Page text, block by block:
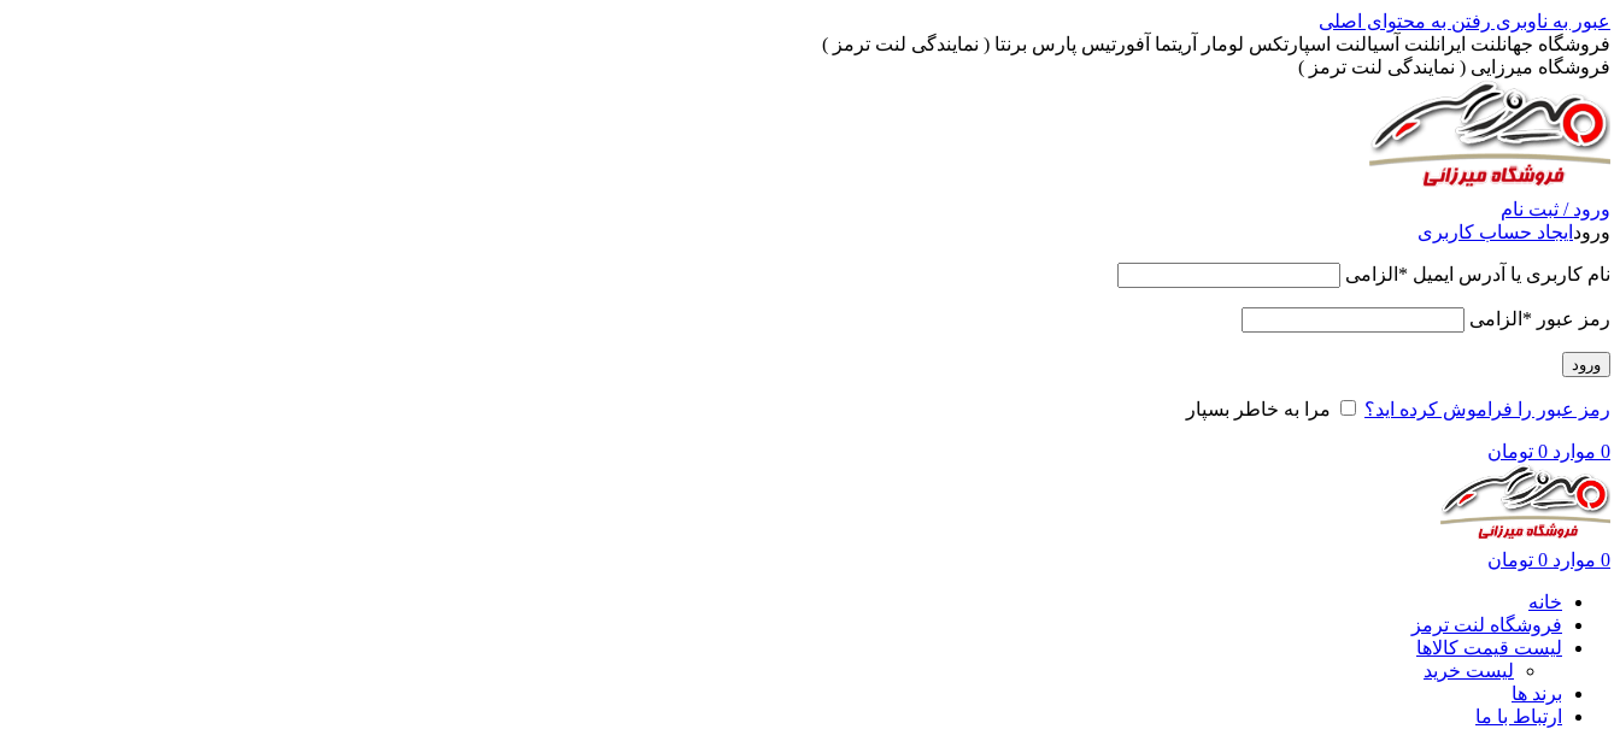
عبور به ناوبری رفتن به محتوای اصلی
فروشگاه جهانلنت ایرانلنت آسیالنت اسپارتکس لومار آریتما آفورتیس پارس برنتا ( نمایندگی لنت ترمز )
فروشگاه میرزایی ( نمایندگی لنت ترمز )
ورود / ثبت نام
ورود ایجاد حساب کاربری
نام کاربری یا آدرس ایمیل * الزامی
رمز عبور * الزامی
ورود
رمز عبور را فراموش کرده اید؟ مرا به خاطر بسپار
0 موارد 0 تومان
0 موارد 0 تومان
خانه
فروشگاه لنت ترمز
لیست قیمت کالاها
لیست خرید
برند ها
ارتباط با ما